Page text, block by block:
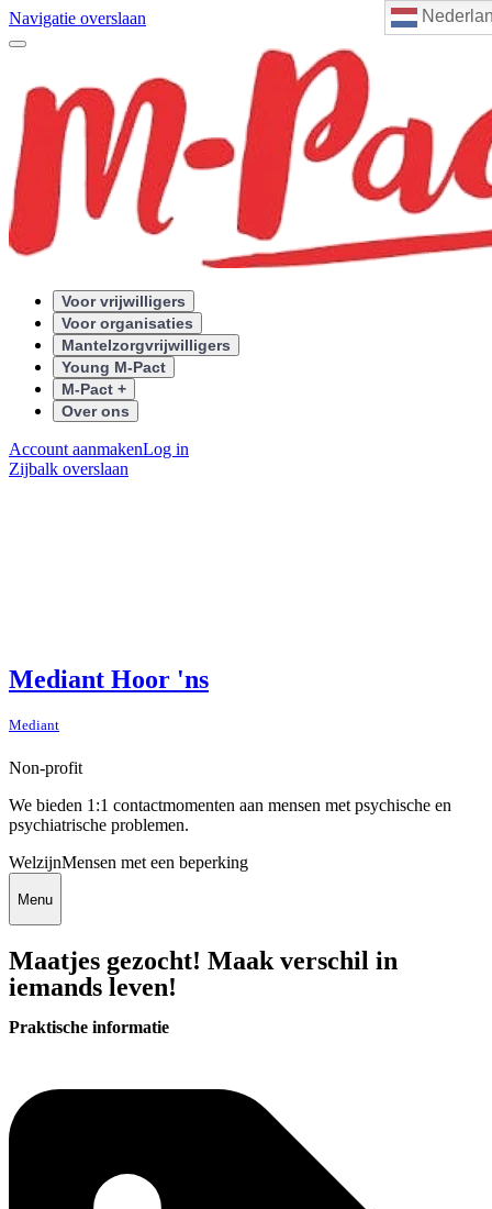
Navigatie overslaan
Voor vrijwilligers
Voor organisaties
Mantelzorgvrijwilligers
Young M-Pact
M-Pact +
Over ons
Account aanmakenLog in
Zijbalk overslaan
Mediant Hoor 'ns
Mediant
Non-profit
We bieden 1:1 contactmomenten aan mensen met psychische en
psychiatrische problemen.
WelzijnMensen met een beperking
Menu
Maatjes gezocht! Maak verschil in
iemands leven!
Praktische informatie